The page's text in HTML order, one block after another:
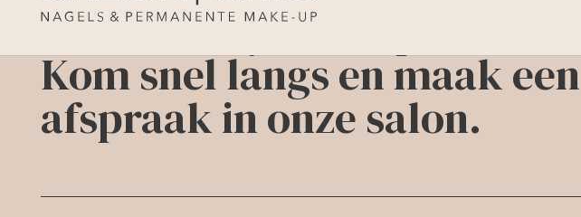
Your beauty is our passion.
Kom snel langs en maak een
afspraak in onze salon.